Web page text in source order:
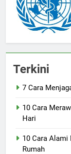
Terkini
7 Cara
10 Cara
Hari
10 Cara Alami
Rumah